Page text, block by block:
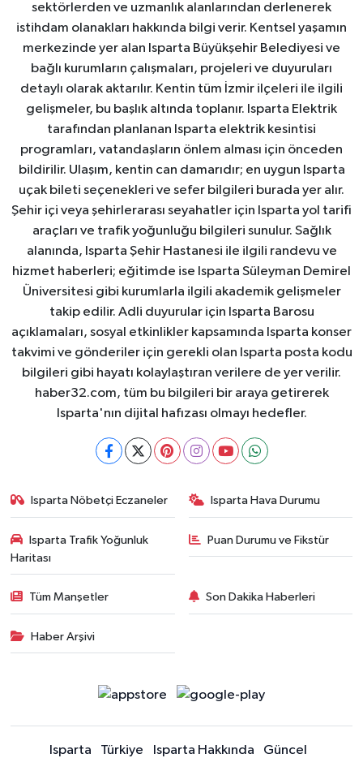
sektörlerden ve uzmanlık alanlarından derlenerek
istihdam olanakları hakkında bilgi verir. Kentsel yaşamın
merkezinde yer alan Isparta Büyükşehir Belediyesi ve
bağlı kurumların çalışmaları, projeleri ve duyuruları
detaylı olarak aktarılır. Kentin tüm İzmir ilçeleri ile ilgili
gelişmeler, bu başlık altında toplanır. Isparta Elektrik
tarafından planlanan Isparta elektrik kesintisi
programları, vatandaşların önlem alması için önceden
bildirilir. Ulaşım, kentin can damarıdır; en uygun Isparta
uçak bileti seçenekleri ve sefer bilgileri burada yer alır.
Şehir içi veya şehirlerarası seyahatler için Isparta yol tarifi
araçları ve trafik yoğunluğu bilgileri sunulur. Sağlık
alanında, Isparta Şehir Hastanesi ile ilgili randevu ve
hizmet haberleri; eğitimde ise Isparta Süleyman Demirel
Üniversitesi gibi kurumlarla ilgili akademik gelişmeler
takip edilir. Adli duyurular için Isparta Barosu
açıklamaları, sosyal etkinlikler kapsamında Isparta konser
takvimi ve gönderiler için gerekli olan Isparta posta kodu
bilgileri gibi hayatı kolaylaştıran verilere de yer verilir.
haber32.com, tüm bu bilgileri bir araya getirerek
Isparta'nın dijital hafızası olmayı hedefler.
Isparta Nöbetçi Eczaneler Isparta Hava Durumu
Isparta Trafik Yoğunluk
Haritası
Puan Durumu ve Fikstür
Tüm Manşetler Son Dakika Haberleri
Haber Arşivi
Isparta Türkiye Isparta Hakkında Güncel